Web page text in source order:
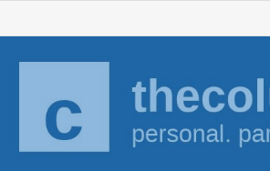
to
content